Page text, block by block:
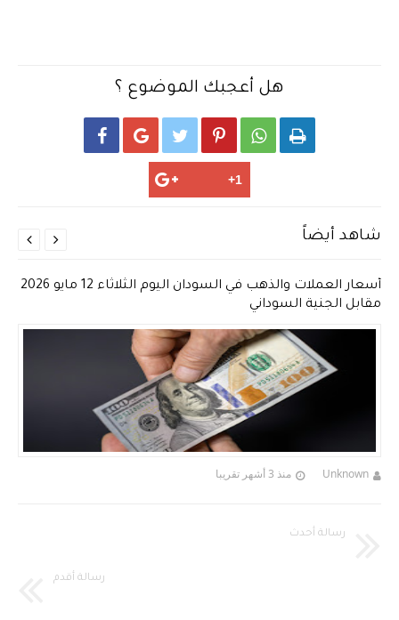
هل أعجبك الموضوع ؟
     
شاهد أيضاً
أسعار العملات والذهب في السودان اليوم الثلاثاء 12 مايو 2026
مقابل الجنية السوداني
Unknown منذ 3 أشهر تقريبا


رسالة أحدث
رسالة أقدم